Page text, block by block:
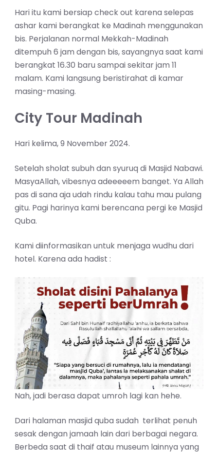
Hari itu kami bersiap check out karena selepas
ashar kami berangkat ke Madinah menggunakan
bis. Perjalanan normal Mekkah-Madinah
ditempuh 6 jam dengan bis, sayangnya saat kami
berangkat 16.30 baru sampai sekitar jam 11
malam. Kami langsung beristirahat di kamar
masing-masing.
City Tour Madinah
Hari kelima, 9 November 2024.
Setelah sholat subuh dan syuruq di Masjid Nabawi.
MasyaAllah, vibesnya adeeeeem banget. Ya Allah
pas di sana aja udah rindu kalau tahu mau pulang
gitu. Pagi harinya kami berencana pergi ke Masjid
Quba.
Kami diinformasikan untuk menjaga wudhu dari
hotel. Karena ada hadist :
Nah, jadi berasa dapat umroh lagi kan hehe.
Dari halaman masjid quba sudah terlihat penuh
sesak dengan jamaah lain dari berbagai negara.
Berbeda saat di thaif atau museum lainnya yang